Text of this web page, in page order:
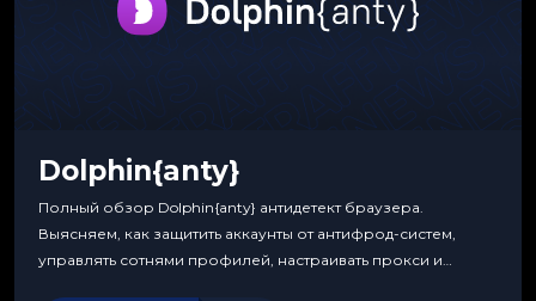
Dolphin{anty}
Полный обзор Dolphin{anty} антидетект браузера.
Выясняем, как защитить аккаунты от антифрод-систем,
управлять сотнями профилей, настраивать прокси и